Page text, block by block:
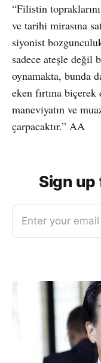
“Filistin
ve tarihi mirasına
siyonist
sadece ateşle değil
oynamakta, bunda
eken fırtına biçerek
maneviyatın ve
çarpacaktır.” AA
Sign up
Enter your email